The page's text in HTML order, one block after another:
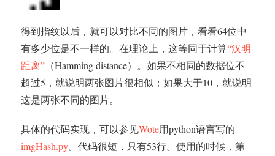
得到指纹以后，就可以对比不同的图片，看看64位中
有多少位是不一样的。在理论上，这等同于计算“汉明
距离” （Hamming distance）。如果不相同的数据位不
超过5，就说明两张图片很相似；如果大于10，就说明
这是两张不同的图片。
具体的代码实现，可以参见Wote用python语言写的
imgHash.py。代码很短，只有53行。使用的时候，第